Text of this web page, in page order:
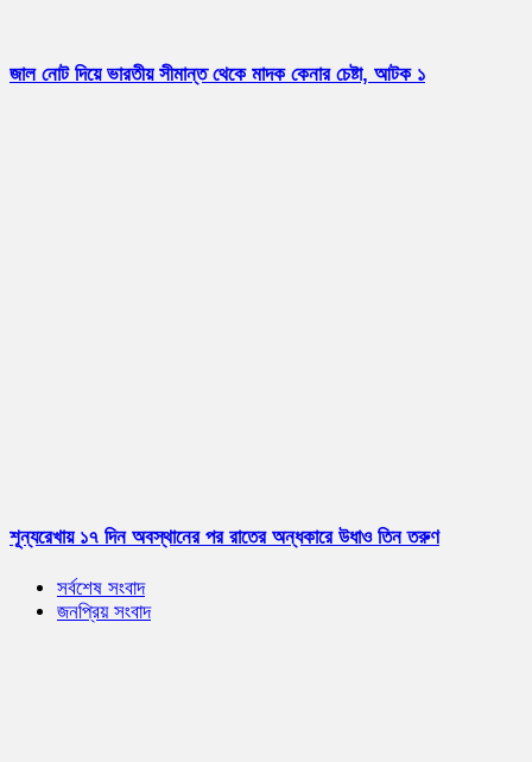
জাল নোট দিয়ে ভারতীয় সীমান্ত থেকে মাদক কেনার চেষ্টা, আটক ১
শূন্যরেখায় ১৭ দিন অবস্থানের পর রাতের অন্ধকারে উধাও তিন তরুণ
সর্বশেষ সংবাদ
জনপ্রিয় সংবাদ